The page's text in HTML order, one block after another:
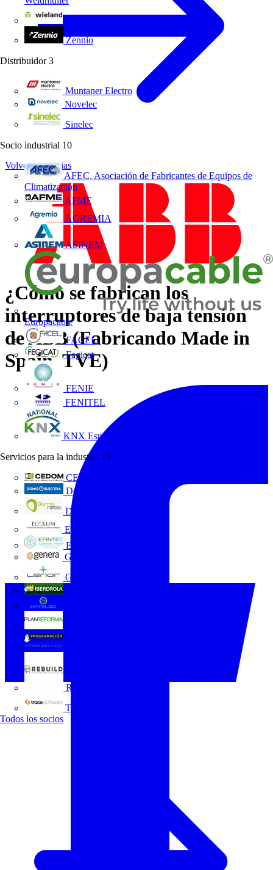
Zennio
Distribuidor 3
Muntaner Electro
Novelec
Sinelec
Socio industrial 10
AFEC, Asociación de Fabricantes de Equipos de
Climatización
AFME
AGREMIA
ASINEM
Europacable
FACEL
Fegicat
FENIE
FENITEL
KNX España
Servicios para la industria 13
CEDOM
Domo Electra
Domonetio
Ecolum
Efintec
GENERA
Grupo Lenor
REBUILD
Trace Software
Todos los socios
Volver a Noticias
¿Cómo se fabrican los
interruptores de baja tensión
de ABB (Fabricando Made in
Spain, TVE)